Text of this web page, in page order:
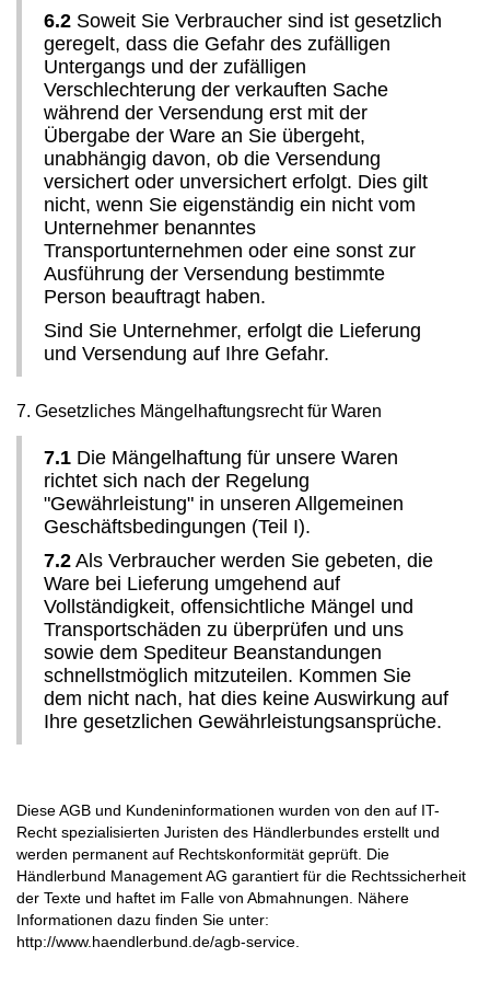
6.2 Soweit Sie Verbraucher sind ist gesetzlich
geregelt, dass die Gefahr des zufälligen
Untergangs und der zufälligen
Verschlechterung der verkauften Sache
während der Versendung erst mit der
Übergabe der Ware an Sie übergeht,
unabhängig davon, ob die Versendung
versichert oder unversichert erfolgt. Dies gilt
nicht, wenn Sie eigenständig ein nicht vom
Unternehmer benanntes
Transportunternehmen oder eine sonst zur
Ausführung der Versendung bestimmte
Person beauftragt haben.
Sind Sie Unternehmer, erfolgt die Lieferung
und Versendung auf Ihre Gefahr.
7. Gesetzliches Mängelhaftungsrecht für Waren
7.1 Die Mängelhaftung für unsere Waren
richtet sich nach der Regelung
"Gewährleistung" in unseren Allgemeinen
Geschäftsbedingungen (Teil I).
7.2 Als Verbraucher werden Sie gebeten, die
Ware bei Lieferung umgehend auf
Vollständigkeit, offensichtliche Mängel und
Transportschäden zu überprüfen und uns
sowie dem Spediteur Beanstandungen
schnellstmöglich mitzuteilen. Kommen Sie
dem nicht nach, hat dies keine Auswirkung auf
Ihre gesetzlichen Gewährleistungsansprüche.
Diese AGB und Kundeninformationen wurden von den auf IT-
Recht spezialisierten Juristen des Händlerbundes erstellt und
werden permanent auf Rechtskonformität geprüft. Die
Händlerbund Management AG garantiert für die Rechtssicherheit
der Texte und haftet im Falle von Abmahnungen. Nähere
Informationen dazu finden Sie unter:
http://www.haendlerbund.de/agb-service.